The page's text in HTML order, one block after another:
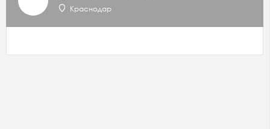
Краснодар